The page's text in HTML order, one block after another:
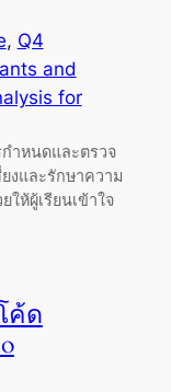
, Q4
and
for
กำหนดและตรวจ
งและรักษาความ
ห้ผู้เรียนเข้าใจ
ค้ด